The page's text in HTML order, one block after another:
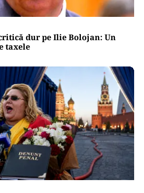
dur pe Ilie Bolojan: Un
taxele